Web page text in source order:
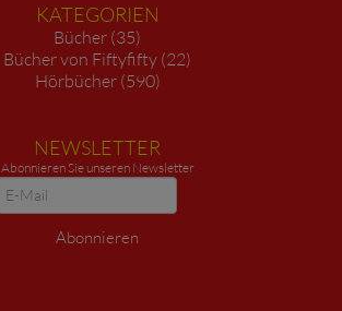
KATEGORIEN
Bücher (35)
Bücher von Fiftyfifty (22)
Hörbücher (590)
NEWSLETTER
Abonnieren Sie unseren Newsletter
Newsletter
Abonnieren